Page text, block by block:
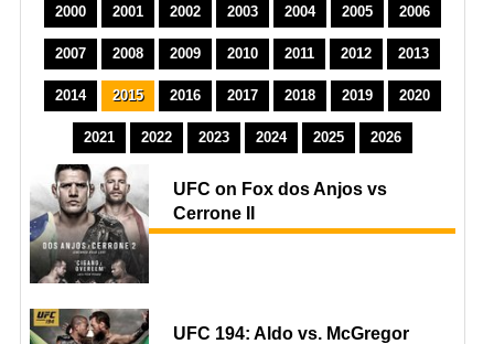
2000 2001 2002 2003 2004 2005 2006
2007 2008 2009 2010 2011 2012 2013
2014 2015 2016 2017 2018 2019 2020
2021 2022 2023 2024 2025 2026
UFC on Fox dos Anjos vs
Cerrone II
UFC 194: Aldo vs. McGregor